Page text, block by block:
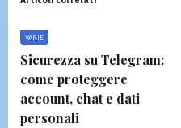
VARIE
Sicurezza su Telegram:
come proteggere
account, chat e dati
personali